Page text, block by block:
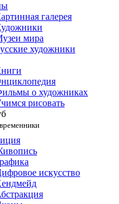
галерея
мира
художники
о художниках
рисовать
искусство